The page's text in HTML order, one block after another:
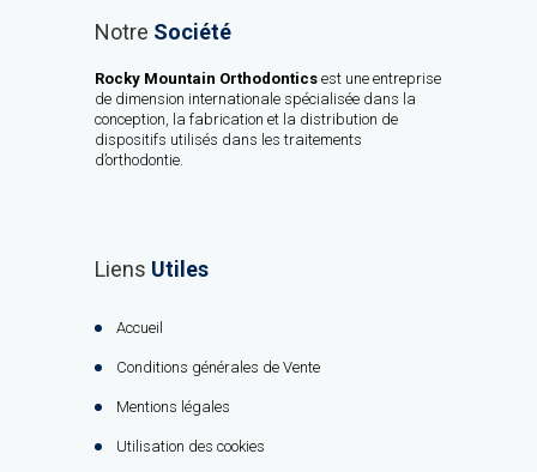
Notre Société
Rocky Mountain Orthodontics est une entreprise
de dimension internationale spécialisée dans la
conception, la fabrication et la distribution de
dispositifs utilisés dans les traitements
d’orthodontie.
Liens Utiles
Accueil
Conditions générales de Vente
Mentions légales
Utilisation des cookies